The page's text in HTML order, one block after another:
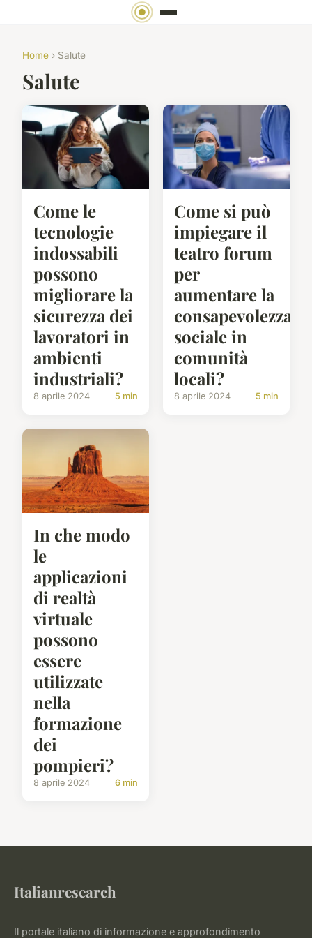
Home › Salute
Salute
Come le
tecnologie
indossabili
possono
migliorare la
sicurezza dei
lavoratori in
ambienti
industriali?
8 aprile 2024 5 min
Come si può
impiegare il
teatro forum
per
aumentare la
consapevolezza
sociale in
comunità
locali?
8 aprile 2024 5 min
In che modo
le
applicazioni
di realtà
virtuale
possono
essere
utilizzate
nella
formazione
dei
pompieri?
8 aprile 2024 6 min
Italianresearch
Il portale italiano di informazione e approfondimento